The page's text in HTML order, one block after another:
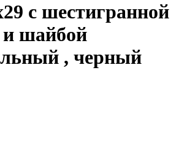
с шестигранной
и шайбой
, черный